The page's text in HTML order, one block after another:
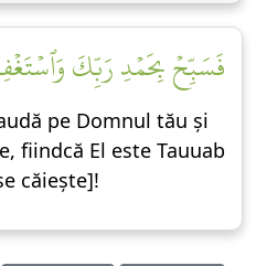
فَسَبِّحۡ بِحَمۡدِ رَبِّكَ
pe Domnul tău și
fiindcă El este Tauuab
căiește]!